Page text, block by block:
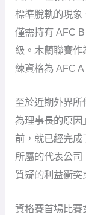
標準脫軌的現象
僅需持有 AFC
級。木蘭聯賽
練資格為 AFC A
至於近期外界所
為理事長的原因
前，就已經完
所屬的代表公
質疑的利益衝突
資格賽首場比賽